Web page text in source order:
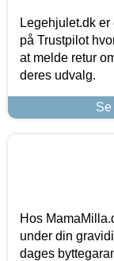
Legehjulet.dk
på Trustpilot
at melde retur
deres udvalg.
Hos
under din
dages